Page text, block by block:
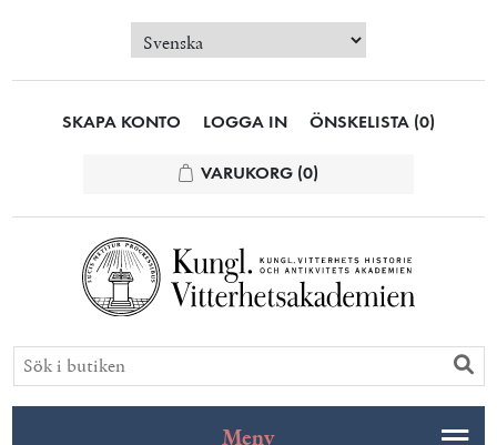
SKAPA KONTO LOGGA IN ÖNSKELISTA (0)
VARUKORG (0)
Meny